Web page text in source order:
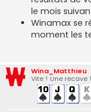
le mois
Winamax se
moment les
Wina_Matthieu
Vite ! Une recave !